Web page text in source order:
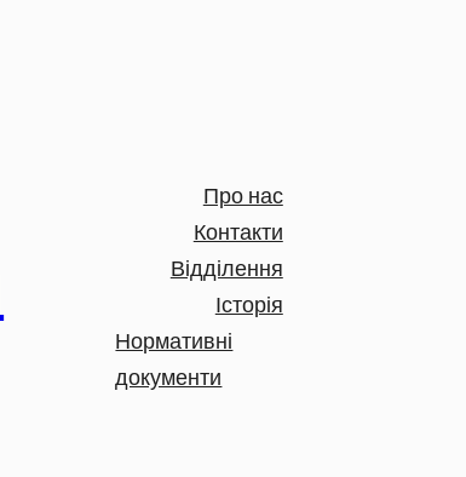
Про нас
Контакти
Відділення
Історія
Нормативні
документи